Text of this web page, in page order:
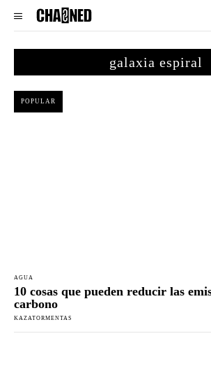
galaxia espiral
POPULAR
AGUA
10 cosas que pueden reducir las
carbono
KAZATORMENTAS